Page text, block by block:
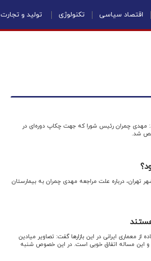
اقتصاد سیاسی تکنولوژی تولید و تجارت
مهدی چمران رئیس شورا که جهت چکاپ دوره‌ای در
تهران، درباره علت مراجعه مهدی چمران به بیمارستان
از معماری ایرانی در این بازارها گفت: تصاویر میادین
و این مساله اتفاق خوبی است. در این خصوص شنبه